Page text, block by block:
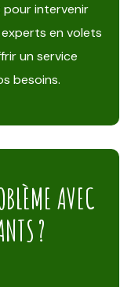
intervenir
en volets
un service
besoins.
AVEC
?